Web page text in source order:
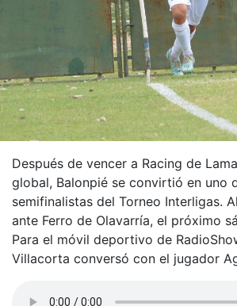
Después de vencer a Racing de
global, Balonpié se convirtió en uno
semifinalistas del Torneo Interligas.
ante Ferro de Olavarría, el próximo
Para el móvil deportivo de
Villacorta conversó con el jugador